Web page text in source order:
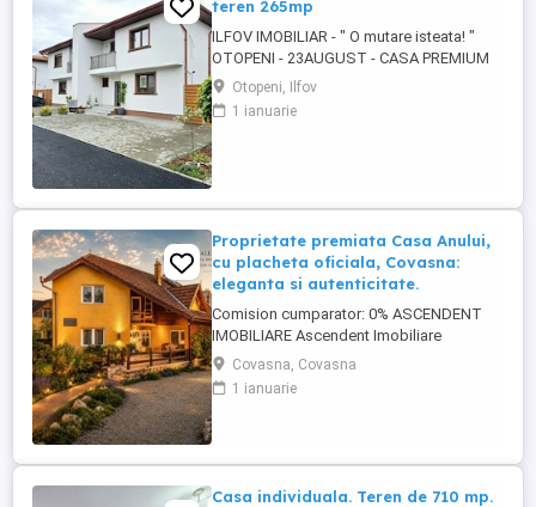
teren 265mp
ILFOV IMOBILIAR - " O mutare isteata! "
OTOPENI - 23AUGUST - CASA PREMIUM
141MP, LOT 265MP, FINISAJE DE
CALITATE CU BUGET INCLUS, DRUM
PRIVAT ASFALTAT CU BARIERA, ACOPERIS
21% INCLUS - ULTIMA CASA DISPONIBILA
Otopeni, Ilfov
1 ianuarie
Proprietate premiata Casa Anului,
cu placheta oficiala, Covasna:
eleganta si autenticitate.
Comision cumparator: 0% ASCENDENT
IMOBILIARE Ascendent Imobiliare
Covasna va prezinta una dintre cele mai
reprezentative proprietati rezidentiale din
statiunea Covasna ndash; o vila care, prin
case ale orasului, devenind ...
Covasna, Covasna
1 ianuarie
Casa individuala. Teren de 710 mp.